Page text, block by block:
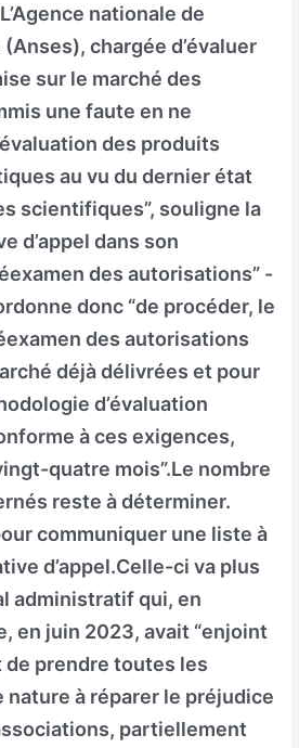
nationale de
chargée d’évaluer
sur le marché des
une faute en ne
des produits
au vu du dernier état
scientifiques”, souligne la
d’appel dans son
des autorisations” -
donc “de procéder, le
des autorisations
déjà délivrées et pour
d’évaluation
à ces exigences,
quatre mois”.Le nombre
reste à déterminer.
communiquer une liste à
d’appel.Celle-ci va plus
administratif qui, en
en juin 2023, avait “enjoint
prendre toutes les
nature à réparer le préjudice
partiellement